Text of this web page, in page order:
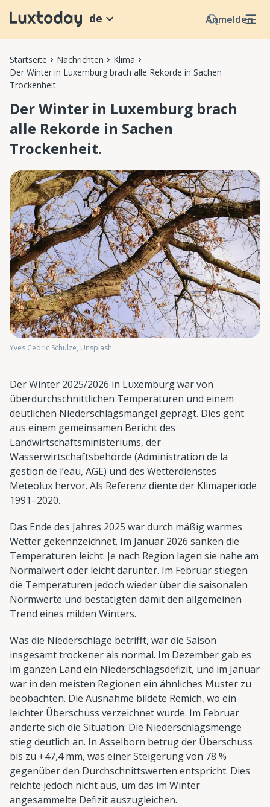
Anmelden
de
Startseite Nachrichten
Klima
Der Winter in Luxemburg brach alle Rekorde in Sachen
Trockenheit.
Der Winter in Luxemburg brach
alle Rekorde in Sachen
Trockenheit.
Yves Cedric Schulze, Unsplash
Der Winter 2025/2026 in Luxemburg war von
überdurchschnittlichen Temperaturen und einem
deutlichen Niederschlagsmangel geprägt. Dies geht
aus einem gemeinsamen Bericht des
Landwirtschaftsministeriums, der
Wasserwirtschaftsbehörde (Administration de la
gestion de l’eau, AGE) und des Wetterdienstes
Meteolux hervor. Als Referenz diente der Klimaperiode
1991–2020.
Das Ende des Jahres 2025 war durch mäßig warmes
Wetter gekennzeichnet. Im Januar 2026 sanken die
Temperaturen leicht: Je nach Region lagen sie nahe am
Normalwert oder leicht darunter. Im Februar stiegen
die Temperaturen jedoch wieder über die saisonalen
Normwerte und bestätigten damit den allgemeinen
Trend eines milden Winters.
Was die Niederschläge betrifft, war die Saison
insgesamt trockener als normal. Im Dezember gab es
im ganzen Land ein Niederschlagsdefizit, und im Januar
war in den meisten Regionen ein ähnliches Muster zu
beobachten. Die Ausnahme bildete Remich, wo ein
leichter Überschuss verzeichnet wurde. Im Februar
änderte sich die Situation: Die Niederschlagsmenge
stieg deutlich an. In Asselborn betrug der Überschuss
bis zu +47,4 mm, was einer Steigerung von 78 %
gegenüber den Durchschnittswerten entspricht. Dies
reichte jedoch nicht aus, um das im Winter
angesammelte Defizit auszugleichen.